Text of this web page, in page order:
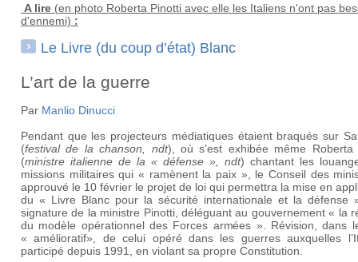
A lire (en photo Roberta Pinotti avec elle les Italiens n'ont pas
d'ennemi) :
Le Livre (du coup d’état) Blanc
L’art de la guerre
Par Manlio Dinucci
Pendant que les projecteurs médiatiques étaient braqués sur
(festival de la chanson, ndt), où s’est exhibée même Roberta
(ministre italienne de la « défense » , ndt) chantant les
missions militaires qui « ramènent la paix », le Conseil des
approuvé le 10 février le projet de loi qui permettra la mise en
du « Livre Blanc pour la sécurité internationale et la défense
signature de la ministre Pinotti, déléguant au gouvernement « la
du modèle opérationnel des Forces armées ». Révision, dans
« amélioratif», de celui opéré dans les guerres auxquelles
participé depuis 1991, en violant sa propre Constitution.